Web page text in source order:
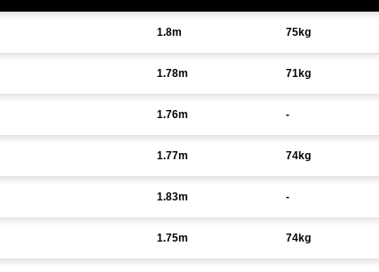
1.8m 75kg
1.78m 71kg
1.76m -
1.77m 74kg
1.83m -
1.75m 74kg